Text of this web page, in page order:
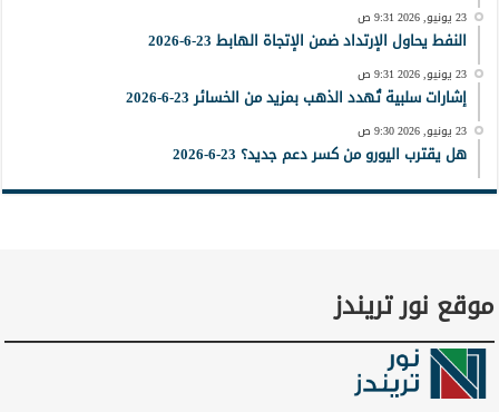
23 يونيو, 2026 9:31 ص
النفط يحاول الإرتداد ضمن الإتجاة الهابط 23-6-2026
23 يونيو, 2026 9:31 ص
إشارات سلبية تُهدد الذهب بمزيد من الخسائر 23-6-2026
23 يونيو, 2026 9:30 ص
هل يقترب اليورو من كسر دعم جديد؟ 23-6-2026
موقع نور تريندز